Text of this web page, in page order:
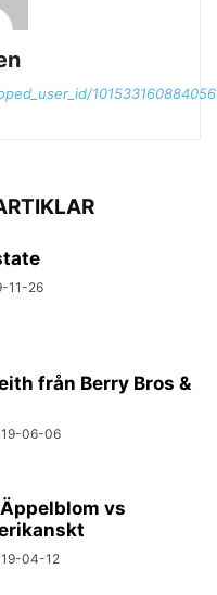
11-26
från Berry Bros &
06-06
vs
04-12